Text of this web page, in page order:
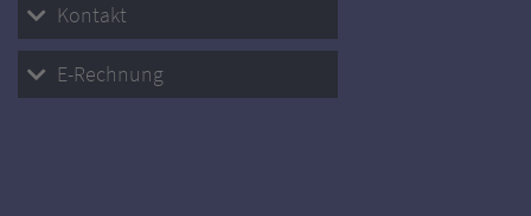
Kontakt
E-Rechnung